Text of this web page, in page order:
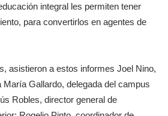
integral les permiten tener
para convertirlos en agentes de
asistieron a estos informes Joel Nino,
María Gallardo, delegada del campus
Robles, director general de